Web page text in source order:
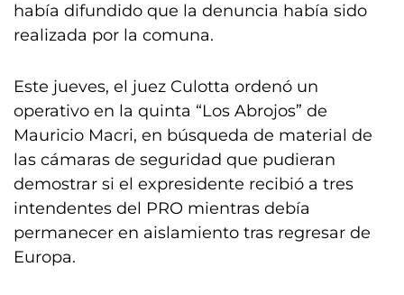
había difundido que la denuncia había sido
realizada por la comuna.
Este jueves, el juez Culotta ordenó un
operativo en la quinta “Los Abrojos” de
Mauricio Macri, en búsqueda de material de
las cámaras de seguridad que pudieran
demostrar si el expresidente recibió a tres
intendentes del PRO mientras debía
permanecer en aislamiento tras regresar de
Europa.